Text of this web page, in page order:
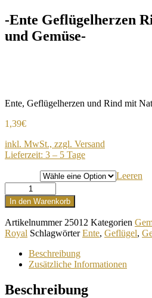
-Ente Geflügelherzen
und Gemüse-
Ente, Geflügelherzen und Rind mit
1,39€
inkl. MwSt., zzgl. Versand
Lieferzeit: 3 – 5 Tage
Leeren
Geflügelherzen
Rind
mit
Naturreis
und
Gemüse
Menge
In den Warenkorb
Artikelnummer 25012 Kategorien
Royal Schlagwörter Ente, Geflügel,
Beschreibung
Zusätzliche Informationen
Beschreibung